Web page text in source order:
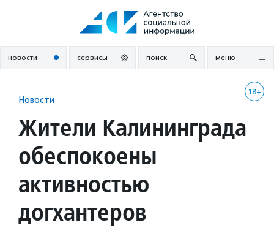
новости сервисы поиск меню
18+
Новости
Жители Калининграда
обеспокоены
активностью
догхантеров